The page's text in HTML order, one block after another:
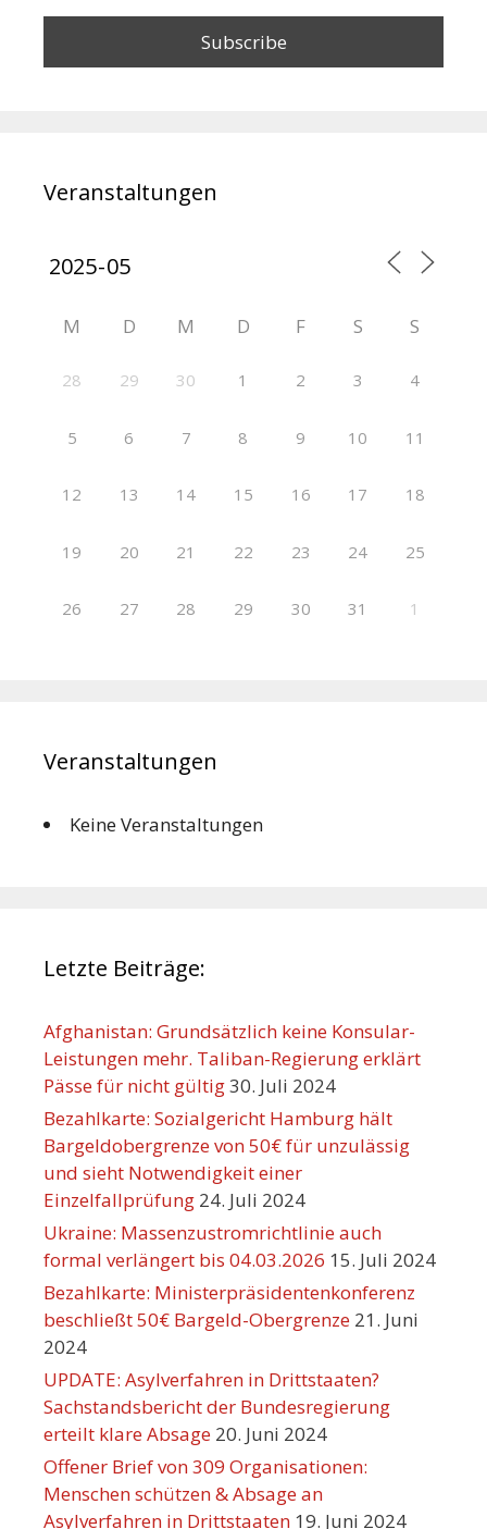
Veranstaltungen
M D M D F S S
28 29 30 1 2 3 4
5 6 7 8 9 10 11
12 13 14 15 16 17 18
19 20 21 22 23 24 25
26 27 28 29 30 31 1
Veranstaltungen
Keine Veranstaltungen
Letzte Beiträge:
Afghanistan: Grundsätzlich keine Konsular-
Leistungen mehr. Taliban-Regierung erklärt
Pässe für nicht gültig30. Juli 2024
Bezahlkarte: Sozialgericht Hamburg hält
Bargeldobergrenze von 50€ für unzulässig
und sieht Notwendigkeit einer
Einzelfallprüfung 24. Juli 2024
Ukraine: Massenzustromrichtlinie auch
formal verlängert bis 04.03.2026 15. Juli 2024
Bezahlkarte: Ministerpräsidentenkonferenz
beschließt 50€ Bargeld-Obergrenze 21. Juni
2024
UPDATE: Asylverfahren in Drittstaaten?
Sachstandsbericht der Bundesregierung
erteilt klare Absage 20. Juni 2024
Offener Brief von 309 Organisationen:
Menschen schützen & Absage an
Asylverfahren in Drittstaaten 19. Juni 2024